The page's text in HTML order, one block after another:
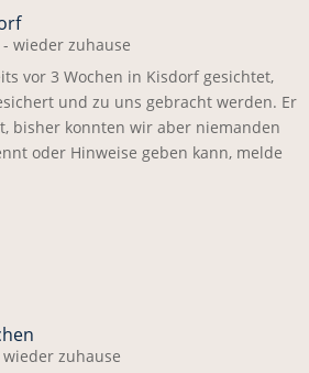
wieder zuhause
vor 3 Wochen in Kisdorf gesichtet,
und zu uns gebracht werden. Er
bisher konnten wir aber niemanden
oder Hinweise geben kann, melde
zuhause